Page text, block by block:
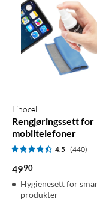
Linocell
Rengjøringssett for
mobiltelefoner
4.5 (440)
4990
Hygienesett for
produkter